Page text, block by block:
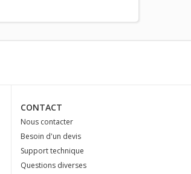
CONTACT
Nous contacter
Besoin d'un devis
Support technique
Questions diverses